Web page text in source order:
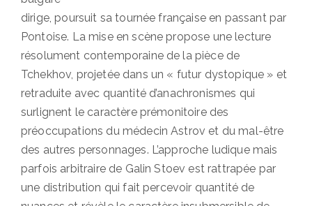
dirige, poursuit sa tournée française en passant par
Pontoise. La mise en scène propose une lecture
résolument contemporaine de la pièce de
Tchekhov, projetée dans un « futur dystopique » et
retraduite avec quantité d’anachronismes qui
surlignent le caractère prémonitoire des
préoccupations du médecin Astrov et du mal-être
des autres personnages. L’approche ludique mais
parfois arbitraire de Galin Stoev est rattrapée par
une distribution qui fait percevoir quantité de